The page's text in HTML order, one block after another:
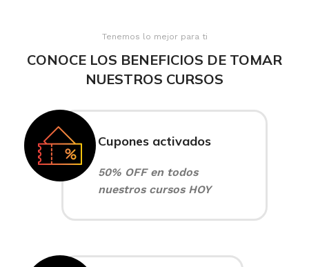
Tenemos lo mejor para ti
CONOCE LOS BENEFICIOS DE TOMAR
NUESTROS CURSOS
Cupones activados
50% OFF en todos
nuestros cursos HOY